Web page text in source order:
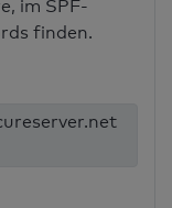
im SPF-
finden.